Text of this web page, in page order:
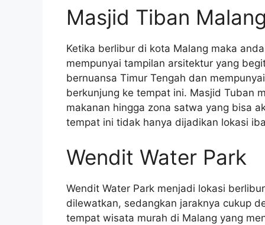
Masjid Tiban
Ketika berlibur di kota Malang maka
mempunyai tampilan arsitektur yang
bernuansa Timur Tengah dan
berkunjung ke tempat ini. Masjid Tuban
makanan hingga zona satwa yang bisa
tempat ini tidak hanya dijadikan lokasi
Wendit Water Park
Wendit Water Park menjadi lokasi
dilewatkan, sedangkan jaraknya cukup
tempat wisata murah di Malang yang